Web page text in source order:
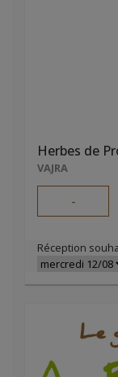
Herbes de
VAJRA
-
Réception